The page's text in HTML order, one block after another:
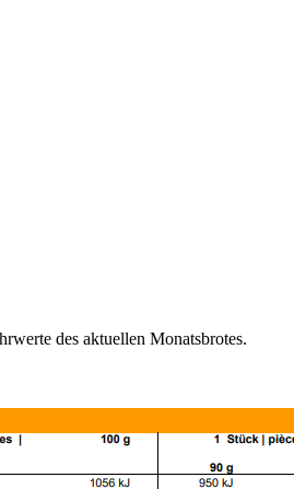
des aktuellen Monatsbrotes.